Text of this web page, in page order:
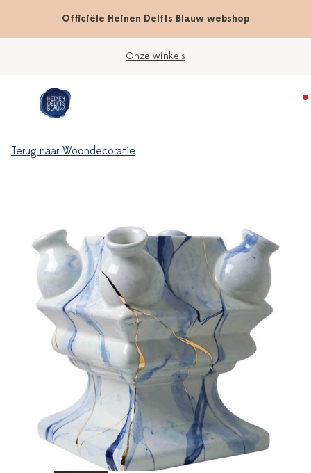
Officiële Heinen Delfts Blauw webshop
Onze winkels
Terug naar Woondecoratie